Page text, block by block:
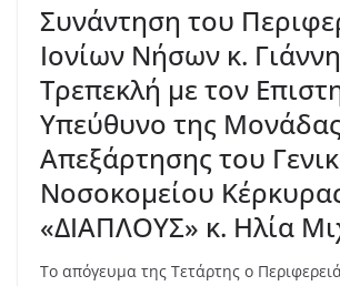
Συνάντηση του
Ιονίων Νήσων κ. Γιάννη
Τρεπεκλή με τον
Υπεύθυνο της Μονάδας
Απεξάρτησης του
Νοσοκομείου
«ΔΙΑΠΛΟΥΣ» κ. Ηλία
Το απόγευμα της Τετάρτης ο